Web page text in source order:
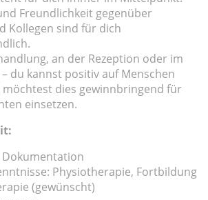
Freundlichkeit gegenüber
Kollegen sind für dich
an der Rezeption oder im
du kannst positiv auf Menschen
möchtest dies gewinnbringend für
einsetzen.
Dokumentation
Physiotherapie, Fortbildung
(gewünscht)